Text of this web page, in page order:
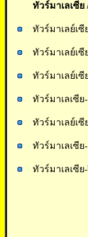
ทัวร์มาเลเซีย
ทัวร์มาเลย์เ
ทัวร์มาเลย์เ
ทัวร์มาเลย์เ
ทัวร์มาเลเซี
ทัวร์มาเลย์เ
ทัวร์มาเลเซี
ทัวร์มาเลเซี